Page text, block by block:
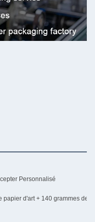
Personnalisé
papier d'art + 140 grammes de